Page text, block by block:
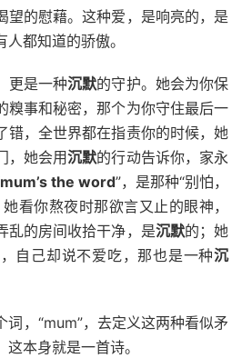
望的慰藉。这种爱，是响亮的，是
都知道的骄傲。
更是一种沉默的守护。她会为你保
糗事和秘密，那个为你守住最后一
错，全世界都在指责你的时候，她
，她会用沉默的行动告诉你，家永
mum’s the word”，是那种“别怕，
看你熬夜时那欲言又止的眼神，
乱的房间收拾干净，是沉默的；她
自己却说不爱吃，那也是一种沉
词，“mum”，去定义这两种看似矛
本身就是一首诗。